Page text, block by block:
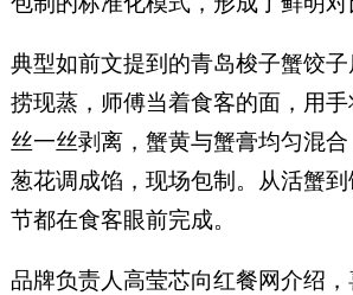
典型如前文提到的青岛梭子蟹饺
捞现蒸，师傅当着食客的面，用
丝一丝剥离，蟹黄与蟹膏均匀混合
葱花调成馅，现场包制。从活蟹
节都在食客眼前完成。
品牌负责人高莹芯向红餐网介绍